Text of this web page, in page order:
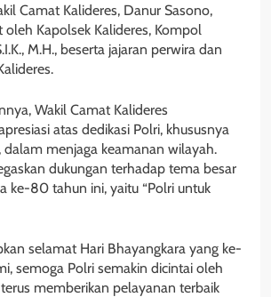
Camat Kalideres, Danur Sasono,
Kapolsek Kalideres, Kompol
M.H., beserta jajaran perwira dan
Wakil Camat Kalideres
atas dedikasi Polri, khususnya
dalam menjaga keamanan wilayah.
dukungan terhadap tema besar
ke-80 tahun ini, yaitu “Polri untuk
selamat Hari Bhayangkara yang ke-
semoga Polri semakin dicintai oleh
memberikan pelayanan terbaik